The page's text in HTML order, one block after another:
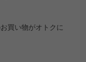
買い物がオトクに